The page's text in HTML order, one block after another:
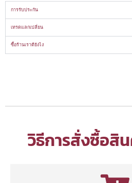
การรับประกัน
เทรดแลกเปลี่ยน
ซื้อร้านเราดียังไง
วิธีการสั่งซื้อสิ